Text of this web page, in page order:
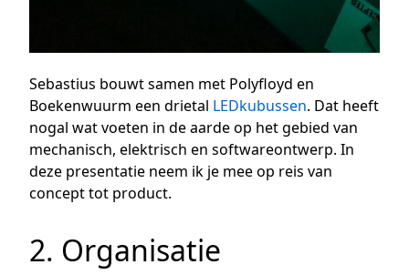
Sebastius bouwt samen met Polyfloyd en
Boekenwuurm een drietal LEDkubussen. Dat heeft
nogal wat voeten in de aarde op het gebied van
mechanisch, elektrisch en softwareontwerp. In
deze presentatie neem ik je mee op reis van
concept tot product.
2. Organisatie